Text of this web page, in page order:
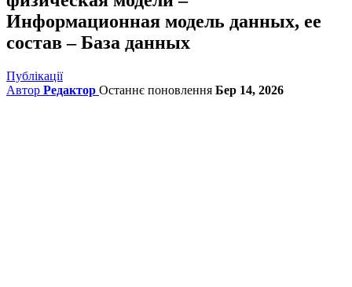
Информационная модель данных, ее
состав – База данных
Публікації
Автор Редактор Останнє поновлення Бер 14, 2026